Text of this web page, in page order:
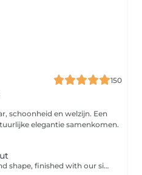
150
schoonheid en welzijn. Een
elegantie samenkomen.
personalized cut with layers and shape, finished with our signature blow-out.